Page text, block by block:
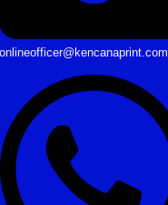
onlineofficer@kencanaprint.com